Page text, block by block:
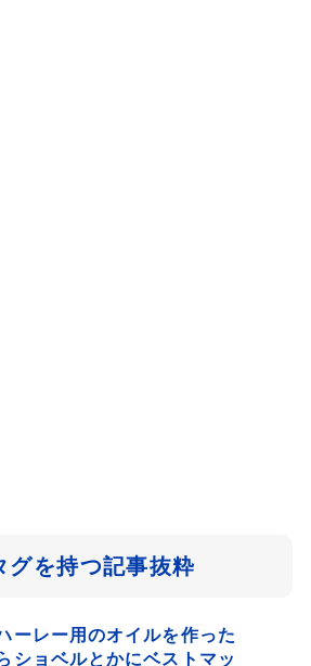
グを持つ記事抜粋
ーレー用のオイルを作った
ショベルとかにベストマッ